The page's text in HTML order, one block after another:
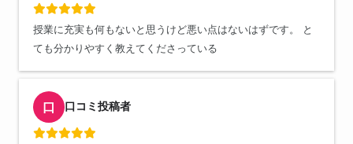
授業に充実も何もないと思うけど悪い点はないはずです。 と
ても分かりやすく教えてくださっている
口 口コミ投稿者